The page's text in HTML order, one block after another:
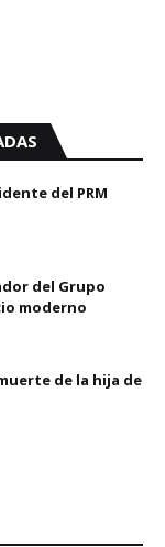
del PRM
del Grupo
moderno
de la hija de